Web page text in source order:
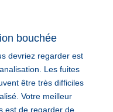
bouchée
devriez regarder est
Les fuites
être très difficiles
Votre meilleur
est de regarder de